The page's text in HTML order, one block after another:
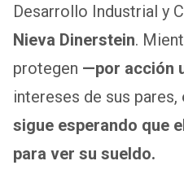
Desarrollo Industrial y
Nieva Dinerstein.
protegen —por acción
intereses de sus pares,
sigue esperando que
para ver su sueldo.